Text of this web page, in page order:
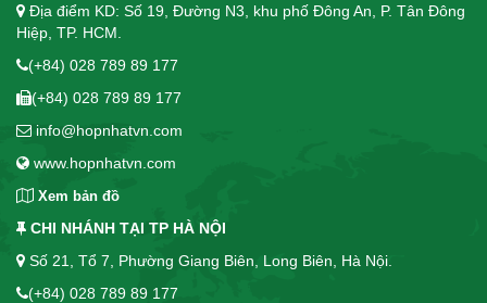
Địa điểm KD: Số 19, Đường N3, khu phố Đông An, P. Tân Đông
Hiệp, TP. HCM.
(+84) 028 789 89 177
(+84) 028 789 89 177
info@hopnhatvn.com
www.hopnhatvn.com
Xem bản đồ
CHI NHÁNH TẠI TP HÀ NỘI
Số 21, Tổ 7, Phường Giang Biên, Long Biên, Hà Nội.
(+84) 028 789 89 177